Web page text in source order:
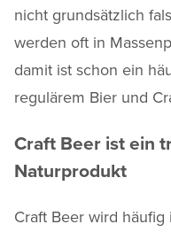
nicht grundsätzlich
werden oft in
damit ist schon ein
regulärem Bier und
Craft Beer ist ein
Naturprodukt
Craft Beer wird